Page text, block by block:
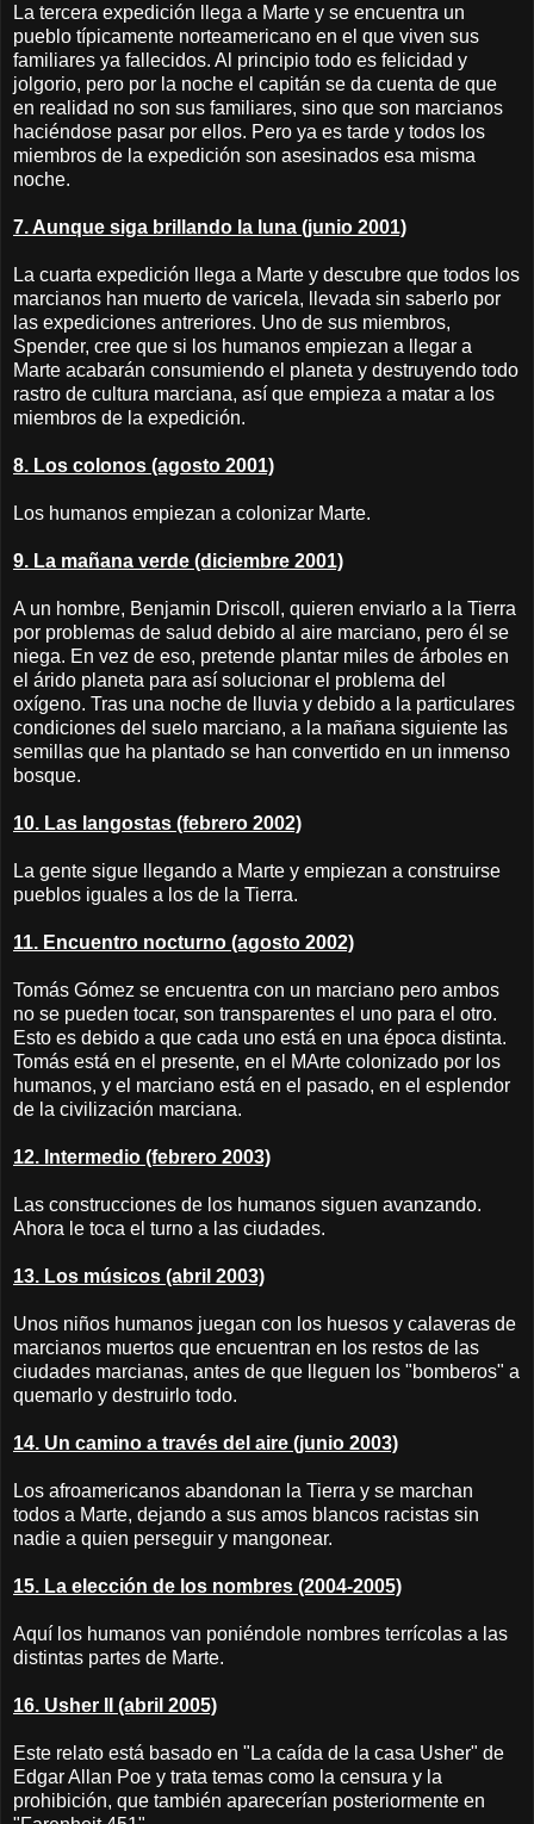
La tercera expedición llega a Marte y se encuentra un
pueblo típicamente norteamericano en el que viven sus
familiares ya fallecidos. Al principio todo es felicidad y
jolgorio, pero por la noche el capitán se da cuenta de que
en realidad no son sus familiares, sino que son marcianos
haciéndose pasar por ellos. Pero ya es tarde y todos los
miembros de la expedición son asesinados esa misma
noche.
7. Aunque siga brillando la luna (junio 2001)
La cuarta expedición llega a Marte y descubre que todos los
marcianos han muerto de varicela, llevada sin saberlo por
las expediciones antreriores. Uno de sus miembros,
Spender, cree que si los humanos empiezan a llegar a
Marte acabarán consumiendo el planeta y destruyendo todo
rastro de cultura marciana, así que empieza a matar a los
miembros de la expedición.
8. Los colonos (agosto 2001)
Los humanos empiezan a colonizar Marte.
9. La mañana verde (diciembre 2001)
A un hombre, Benjamin Driscoll, quieren enviarlo a la Tierra
por problemas de salud debido al aire marciano, pero él se
niega. En vez de eso, pretende plantar miles de árboles en
el árido planeta para así solucionar el problema del
oxígeno. Tras una noche de lluvia y debido a la particulares
condiciones del suelo marciano, a la mañana siguiente las
semillas que ha plantado se han convertido en un inmenso
bosque.
10. Las langostas (febrero 2002)
La gente sigue llegando a Marte y empiezan a construirse
pueblos iguales a los de la Tierra.
11. Encuentro nocturno (agosto 2002)
Tomás Gómez se encuentra con un marciano pero ambos
no se pueden tocar, son transparentes el uno para el otro.
Esto es debido a que cada uno está en una época distinta.
Tomás está en el presente, en el MArte colonizado por los
humanos, y el marciano está en el pasado, en el esplendor
de la civilización marciana.
12. Intermedio (febrero 2003)
Las construcciones de los humanos siguen avanzando.
Ahora le toca el turno a las ciudades.
13. Los músicos (abril 2003)
Unos niños humanos juegan con los huesos y calaveras de
marcianos muertos que encuentran en los restos de las
ciudades marcianas, antes de que lleguen los "bomberos" a
quemarlo y destruirlo todo.
14. Un camino a través del aire (junio 2003)
Los afroamericanos abandonan la Tierra y se marchan
todos a Marte, dejando a sus amos blancos racistas sin
nadie a quien perseguir y mangonear.
15. La elección de los nombres (2004-2005)
Aquí los humanos van poniéndole nombres terrícolas a las
distintas partes de Marte.
16. Usher II (abril 2005)
Este relato está basado en "La caída de la casa Usher" de
Edgar Allan Poe y trata temas como la censura y la
prohibición, que también aparecerían posteriormente en